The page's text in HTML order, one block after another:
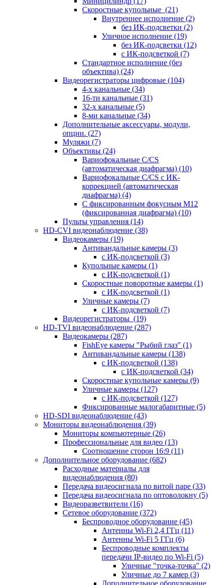
Скоростные купольные (21)
Внутреннее исполнение (2)
без ИК-подсветки (2)
Уличное исполнение (19)
без ИК-подсветки (12)
с ИК-подсветкой (7)
Стандартное исполнение (без
объектива) (24)
Видеорегистраторы цифровые (104)
4-х канальные (34)
16-ти канальные (31)
32-х канальные (5)
8-ми канальные (34)
Дополнительные аксессуары, модули,
опции. (27)
Муляжи (7)
Объективы (24)
Вариофокальные C/CS
(автоматическая диафрагма) (10)
Вариофокальные C/CS с ИК-
коррекцией (автоматическая
диафрагма) (4)
С фиксированным фокусным М12
(фиксированная диафрагма) (10)
Пульты управления (14)
HD-CVI видеонаблюдение (38)
Видеокамеры (19)
Антивандальные камеры (3)
с ИК-подсветкой (3)
Купольные камеры (1)
с ИК-подсветкой (1)
Скоростные поворотные камеры (1)
с ИК-подсветкой (1)
Уличные камеры (7)
с ИК-подсветкой (7)
Видеорегистраторы (19)
HD-TVI видеонаблюдение (287)
Видеокамеры (287)
FishEye камеры "Рыбий глаз" (1)
Антивандальные камеры (138)
с ИК-подсветкой (138)
с ИК-подсветкой (34)
Скоростные купольные камеры (9)
Уличные камеры (127)
с ИК-подсветкой (127)
Фиксированные малогабаритные (5)
HD-SDI видеонаблюдение (43)
Мониторы видеонаблюдения (39)
Мониторы компьютерные (26)
Профессиональные для видео (13)
Соотношение сторон 16:9 (11)
Дополнительное оборудование (682)
Расходные материалы для
видеонаблюдения (80)
Передача видеосигнала по витой паре (33)
Передача видеосигнала по оптоволокну (5)
Видеоразветвители (16)
Сетевое оборудование (372)
Беспроводное оборудование (45)
Антенны Wi-Fi 2,4 ГГц (11)
Антенны Wi-Fi 5 ГГц (6)
Беспроводные комплекты
передачи IP-видео по Wi-Fi (5)
Уличные "точка-точка" (2)
Уличные до 7 камер (3)
Дополнительное оборудование